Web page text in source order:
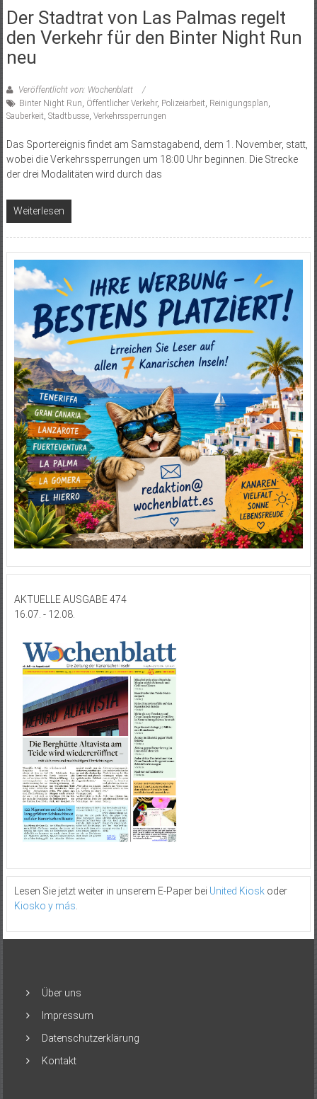
Der Stadtrat von Las Palmas regelt
den Verkehr für den Binter Night Run
neu
Veröffentlicht von: Wochenblatt
Binter Night Run, Öffentlicher Verkehr, Polizeiarbeit, Reinigungsplan,
Sauberkeit, Stadtbusse, Verkehrssperrungen
Das Sportereignis findet am Samstagabend, dem 1. November, statt,
wobei die Verkehrssperrungen um 18:00 Uhr beginnen. Die Strecke
der drei Modalitäten wird durch das
Weiterlesen
AKTUELLE AUSGABE 474
16.07. - 12.08.
Lesen Sie jetzt weiter in unserem E-Paper bei United Kioskoder
Kiosko y más
Über uns
Impressum
Datenschutzerklärung
Kontakt